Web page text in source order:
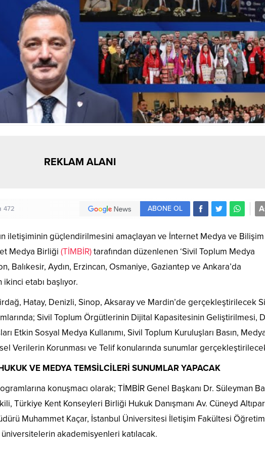
REKLAM ALANI
472 A
ABONE OL
iletişiminin güçlendirilmesini amaçlayan ve İnternet Medya ve Bilişim
Medya Birliği (TİMBİR)tarafından düzenlenen ‘Sivil Toplum Medya
Balıkesir, Aydın, Erzincan, Osmaniye, Gaziantep ve Ankara’da
etabı başlıyor.
Hatay, Denizli, Sinop, Aksaray ve Mardin’de gerçekleştirilecek
Sivil Toplum Örgütlerinin Dijital Kapasitesinin Geliştirilmesi,
Etkin Sosyal Medya Kullanımı, Sivil Toplum Kuruluşları Basın,
Verilerin Korunması ve Telif konularında sunumlar
VE MEDYA TEMSİLCİLERİ SUNUMLAR YAPACAK
konuşmacı olarak; TİMBİR Genel Başkanı Dr. Süleyman
Türkiye Kent Konseyleri Birliği Hukuk Danışmanı Av. Cüneyd
Muhammet Kaçar, İstanbul Üniversitesi İletişim Fakültesi
akademisyenleri katılacak.